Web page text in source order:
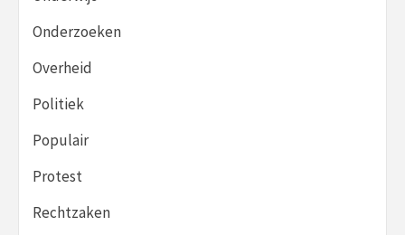
Onderzoeken
Overheid
Politiek
Populair
Protest
Rechtzaken